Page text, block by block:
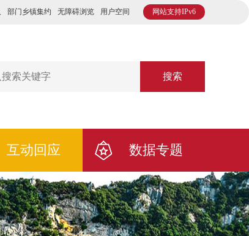
网站支持IPv6
部门乡镇集约 无障碍浏览 用户空间
搜索
互动回应 数据专题